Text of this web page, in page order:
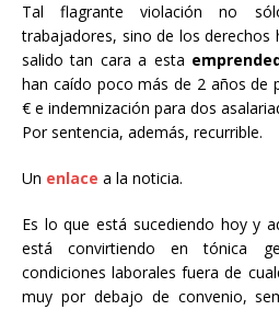
Tal flagrante violación no
trabajadores, sino de los derechos
salido tan cara a esta
han caído poco más de 2 años de
€ e indemnización para dos
Por sentencia, además, recurrible.
Un enlace a la noticia.
Es lo que está sucediendo hoy y
está convirtiendo en tónica
condiciones laborales fuera de
muy por debajo de convenio,